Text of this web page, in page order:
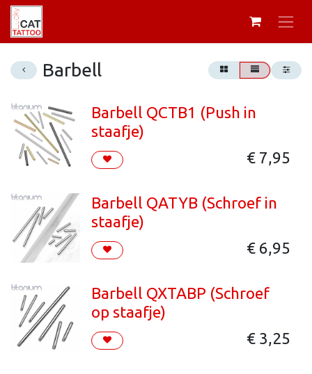
Barbell
Barbell QCTB1 (Push in
staafje)
€ 7,95
Barbell QATYB (Schroef in
staafje)
€ 6,95
Barbell QXTABP (Schroef
op staafje)
€ 3,25